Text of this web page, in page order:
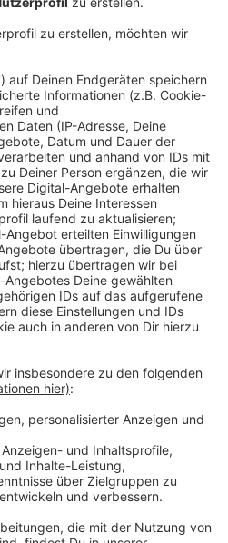
allem auch die große
vor einem Jahr in den
Einsatz, den wir alle
einfach großartig! Egal
aus welcher Stadt,
geholfen ohne zu fragen -
Hilfsbereitschaft nach wie
es wirklich hart auf hart
zusammen und das
es in Opladen außerdem
Gottesdienst in St. Remigus
Ophoven, Talstraße 4 in
startet der gemeinsame